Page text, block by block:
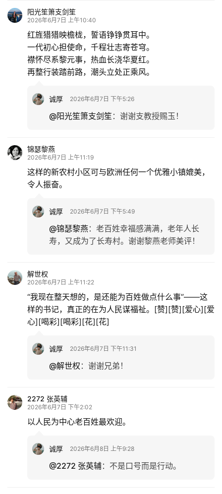
阳光笙箫支剑笙
2026年6月7日 上午10:40
红旌猎猎映檐栊，誓语铮铮贯耳中。
一代初心担使命，千程壮志寄苍穹。
襟怀尽系黎元事，热血长浇华夏红。
再整行装踏前路，潮头立处正乘风。
诚厚 2026年6月7日 下午5:26
@阳光笙箫支剑笙 ： 谢谢支教授赐玉！
锦瑟黎燕
2026年6月7日 上午11:19
这样的新农村小区可与欧洲任何一个优雅小镇媲美，
令人振奋。
诚厚 2026年6月7日 下午5:49
@锦瑟黎燕： 老百姓幸福感满满，老年人长
寿，又成为了长寿村。谢谢黎燕老师美评！
解世权
2026年6月7日 上午11:22
“我现在整天想的，是还能为百姓做点什么事”——这
样的书记，真正的在为人民谋福祉。[赞][赞][爱心][爱
心][喝彩][喝彩][花][花]
诚厚 2026年6月7日 下午11:31
@解世权 ： 谢谢兄弟！
2272 张英辅
2026年6月7日 下午2:02
以人民为中心老百姓最欢迎。
诚厚 2026年6月8日 上午9:28
@2272 张英辅： 不是口号而是行动。